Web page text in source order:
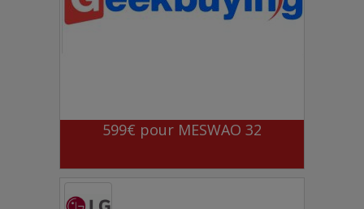
599€ pour MESWAO 32